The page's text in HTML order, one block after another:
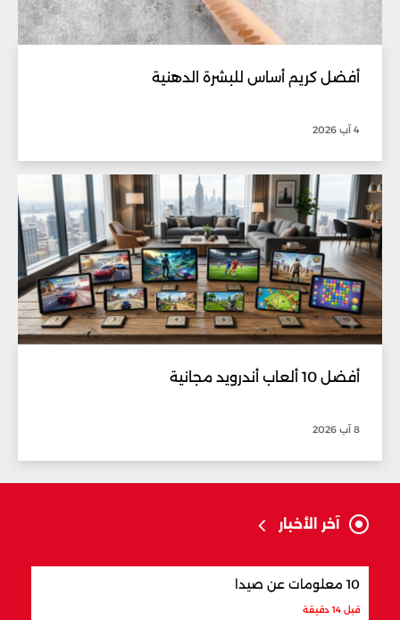
أفضل كريم أساس للبشرة الدهنية
4 آب 2026
أفضل 10 ألعاب أندرويد مجانية
8 آب 2026
آخر الأخبار
10 معلومات عن صيدا
قبل 14 دقيقة